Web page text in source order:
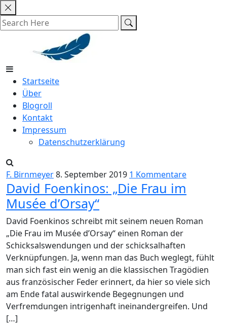
Skip
to
content
Startseite
Über
Blogroll
Kontakt
Impressum
Datenschutzerklärung
F. Birnmeyer8. September 2019 1 Kommentare
David Foenkinos: „Die Frau im
Musée d’Orsay“
David Foenkinos schreibt mit seinem neuen Roman
„Die Frau im Musée d’Orsay“ einen Roman der
Schicksalswendungen und der schicksalhaften
Verknüpfungen. Ja, wenn man das Buch weglegt, fühlt
man sich fast ein wenig an die klassischen Tragödien
aus französischer Feder erinnert, da hier so viele sich
am Ende fatal auswirkende Begegnungen und
Verfremdungen intrigenhaft ineinandergreifen. Und
[…]